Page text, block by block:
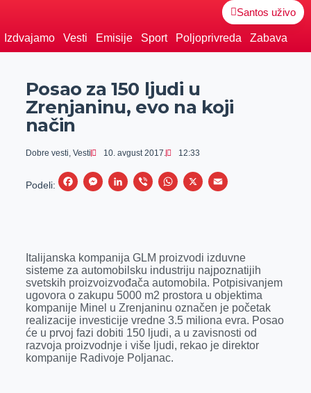
Santos uživo
Izdvajamo Vesti Emisije Sport Poljoprivreda Zabava
Posao za 150 ljudi u
Zrenjaninu, evo na koji
način
Dobre vesti, Vesti 10. avgust 2017. 12:33
Podeli:
F
b
o
o
k
M
e
n
g
e
r
L
e
d
I
n
V
r
W
s
A
p
p
X
E
l
Italijanska kompanija GLM proizvodi izduvne
sisteme za automobilsku industriju najpoznatijih
svetskih proizvoizvođača automobila. Potpisivanjem
ugovora o zakupu 5000 m2 prostora u objektima
kompanije Minel u Zrenjaninu označen je početak
realizacije investicije vredne 3.5 miliona evra. Posao
će u prvoj fazi dobiti 150 ljudi, a u zavisnosti od
razvoja proizvodnje i više ljudi, rekao je direktor
kompanije Radivoje Poljanac.